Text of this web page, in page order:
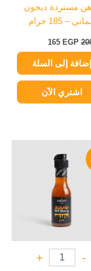
مستردة ديجون
– 185 جرام
165 EGP
إضافة إلى السلة
اشتري الآن
-
+
الأصلي